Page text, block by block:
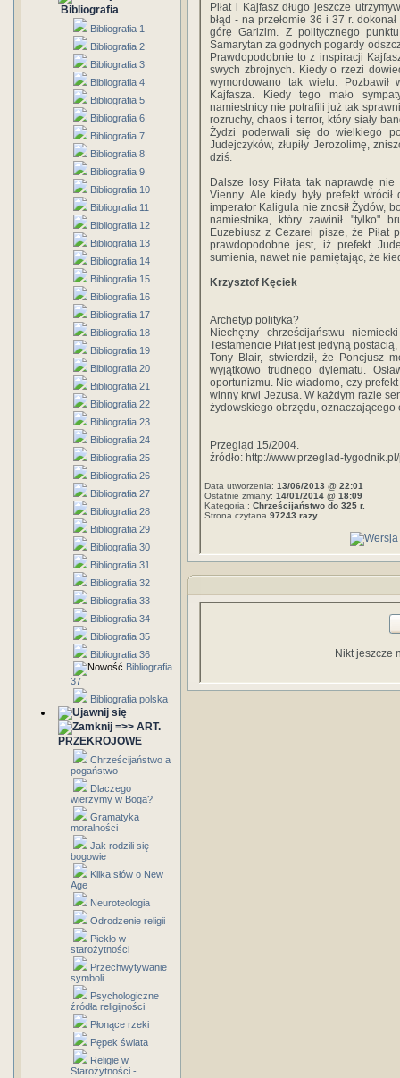
Bibliografia
Bibliografia 1
Bibliografia 2
Bibliografia 3
Bibliografia 4
Bibliografia 5
Bibliografia 6
Bibliografia 7
Bibliografia 8
Bibliografia 9
Bibliografia 10
Bibliografia 11
Bibliografia 12
Bibliografia 13
Bibliografia 14
Bibliografia 15
Bibliografia 16
Bibliografia 17
Bibliografia 18
Bibliografia 19
Bibliografia 20
Bibliografia 21
Bibliografia 22
Bibliografia 23
Bibliografia 24
Bibliografia 25
Bibliografia 26
Bibliografia 27
Bibliografia 28
Bibliografia 29
Bibliografia 30
Bibliografia 31
Bibliografia 32
Bibliografia 33
Bibliografia 34
Bibliografia 35
Bibliografia 36
Bibliografia
37
Bibliografia polska
=>> ART.
PRZEKROJOWE
Chrześcijaństwo a
pogaństwo
Dlaczego
wierzymy w Boga?
Gramatyka
moralności
Jak rodzili się
bogowie
Kilka słów o New
Age
Neuroteologia
Odrodzenie religii
Piekło w
starożytności
Przechwytywanie
symboli
Psychologiczne
źródła religijności
Płonące rzeki
Pępek świata
Religie w
Starożytności -
Piłat i Kajfasz długo jeszcze
błąd - na przełomie 36 i 37 r.
górę Garizim. Z politycznego
Samarytan za godnych pogardy
Prawdopodobnie to z inspiracji
swych zbrojnych. Kiedy o rzezi
wymordowano tak wielu. Pozbawił
Kajfasza. Kiedy tego mało
namiestnicy nie potrafili już tak
rozruchy, chaos i terror, który siały
Żydzi poderwali się do wielkiego
Judejczyków, złupiły Jerozolimę,
dziś.
Dalsze losy Piłata tak naprawdę
Vienny. Ale kiedy były prefekt
imperator Kaligula nie znosił Żydów,
namiestnika, który zawinił "tylko"
Euzebiusz z Cezarei pisze, że Piłat
prawdopodobne jest, iż prefekt
sumienia, nawet nie pamiętając, że
Krzysztof Kęciek
Archetyp polityka?
Niechętny chrześcijaństwu
Testamencie Piłat jest jedyną
Tony Blair, stwierdził, że Poncjusz
wyjątkowo trudnego dylematu.
oportunizmu. Nie wiadomo, czy
winny krwi Jezusa. W każdym razie
żydowskiego obrzędu, oznaczającego
Przegląd 15/2004.
źródło: http://www.przeglad-
Data utworzenia: 13/06/2013 @ 22:01
Ostatnie zmiany: 14/01/2014 @ 18:09
Kategoria : Chrześcijaństwo do 325 r.
Strona czytana 97243 razy
Nikt jeszcze